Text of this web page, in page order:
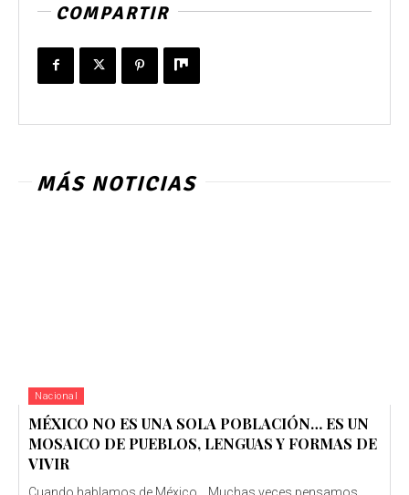
COMPARTIR
MÁS NOTICIAS
Nacional
MÉXICO NO ES UNA SOLA POBLACIÓN… ES UN
MOSAICO DE PUEBLOS, LENGUAS Y FORMAS DE
VIVIR
Cuando hablamos de México… Muchas veces pensamos